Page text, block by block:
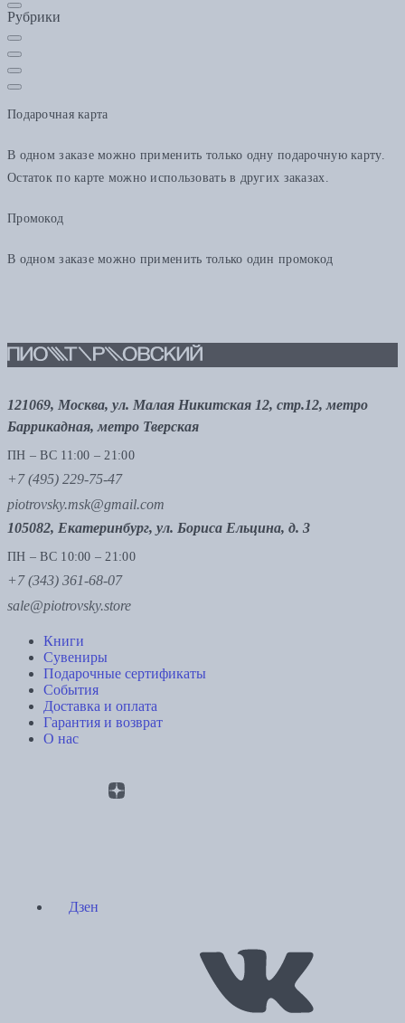
Рубрики
Подарочная карта
В одном заказе можно применить только одну подарочную карту.
Остаток по карте можно использовать в других заказах.
Промокод
В одном заказе можно применить только один промокод
121069, Москва, ул. Малая Никитская 12, стр.12, метро
Баррикадная, метро Тверская
ПН – ВС 11:00 – 21:00
+7 (495) 229-75-47
piotrovsky.msk@gmail.com
105082, Екатеринбург, ул. Бориса Ельцина, д. 3
ПН – ВС 10:00 – 21:00
+7 (343) 361-68-07
sale@piotrovsky.store
Книги
Сувениры
Подарочные сертификаты
События
Доставка и оплата
Гарантия и возврат
О нас
Дзен